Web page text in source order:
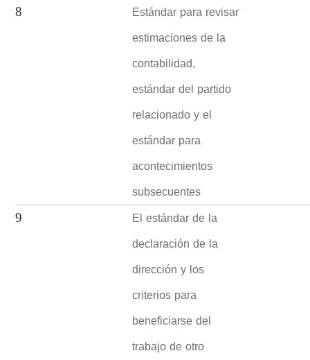
8
Estándar para revisar
estimaciones de la
contabilidad,
estándar del partido
relacionado y el
estándar para
acontecimientos
subsecuentes
9
El estándar de la
declaración de la
dirección y los
criterios para
beneficiarse del
trabajo de otro